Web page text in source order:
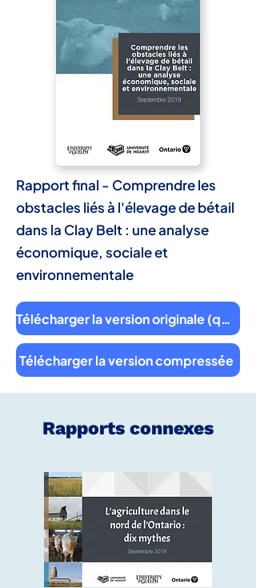
Rapport final - Comprendre les
obstacles liés à l'élevage de bétail
dans la Clay Belt : une analyse
économique, sociale et
environnementale
Télécharger la version originale (qualité supérieure)
Télécharger la version compressée
Rapports connexes